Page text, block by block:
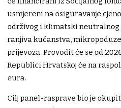
usmjereni na osiguravanje
održivog i klimatski neutralnog
ranjiva kućanstva,
prijevoza. Provodit će se od
Republici Hrvatskoj će na
eura.
Cilj panel-rasprave bio je